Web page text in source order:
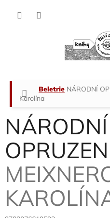
Domů
Beletrie NÁRODNÍ
Karolína
NÁRODNÍ